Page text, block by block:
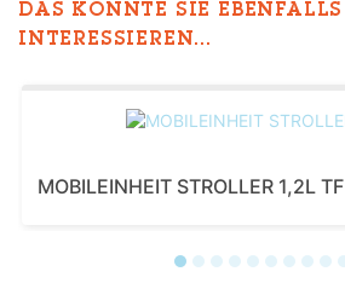
DAS KÖNNTE SIE EBENFALLS
INTERESSIEREN...
MOBILEINHEIT STROLLER 1,2L TF